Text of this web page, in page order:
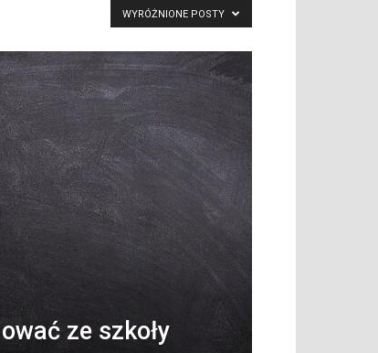
WYRÓŻNIONE POSTY
ze szkoły